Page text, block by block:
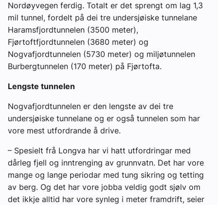
Nordøyvegen ferdig. Totalt er det sprengt om lag 1,3
mil tunnel, fordelt på dei tre undersjøiske tunnelane
Haramsfjordtunnelen (3500 meter),
Fjørtoftfjordtunnelen (3680 meter) og
Nogvafjordtunnelen (5730 meter) og miljøtunnelen
Burbergtunnelen (170 meter) på Fjørtofta.
Lengste tunnelen
Nogvafjordtunnelen er den lengste av dei tre
undersjøiske tunnelane og er også tunnelen som har
vore mest utfordrande å drive.
– Spesielt frå Longva har vi hatt utfordringar med
dårleg fjell og inntrenging av grunnvatn. Det har vore
mange og lange periodar med tung sikring og tetting
av berg. Og det har vore jobba veldig godt sjølv om
det ikkje alltid har vore synleg i meter framdrift, seier